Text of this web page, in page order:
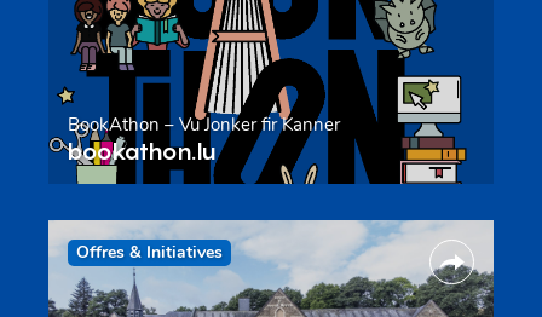
BookAthon – Vu Jonker fir Kanner
bookathon.lu
Offres & Initiatives